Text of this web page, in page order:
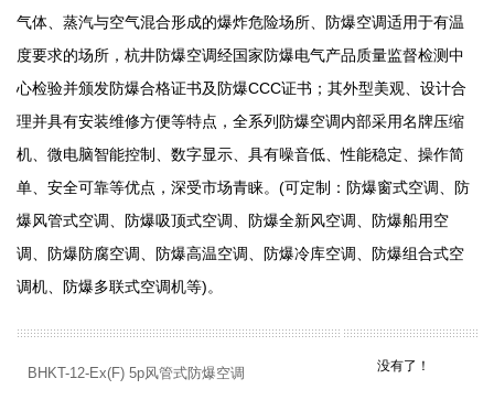
气体、蒸汽与空气混合形成的爆炸危险场所、防爆空调适用于有温
度要求的场所，杭井防爆空调经国家防爆电气产品质量监督检测中
心检验并颁发防爆合格证书及防爆CCC证书；其外型美观、设计合
理并具有安装维修方便等特点，全系列防爆空调内部采用名牌压缩
机、微电脑智能控制、数字显示、具有噪音低、性能稳定、操作简
单、安全可靠等优点，深受市场青睐。(可定制：防爆窗式空调、防
爆风管式空调、防爆吸顶式空调、防爆全新风空调、防爆船用空
调、防爆防腐空调、防爆高温空调、防爆冷库空调、防爆组合式空
调机、防爆多联式空调机等)。
BHKT-12-Ex(F) 5p风管式防爆空调 没有了！